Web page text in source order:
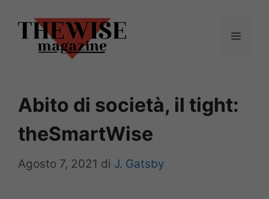
contenuto
Menu
Abito di società, il tight:
theSmartWise
Agosto 7, 2021 di J. Gatsby